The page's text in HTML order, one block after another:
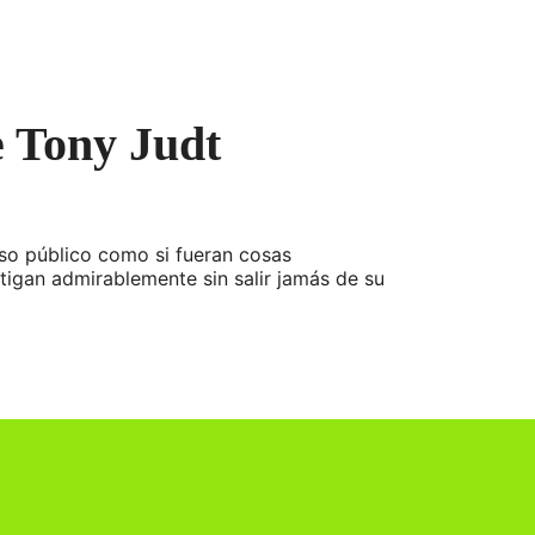
Tony Judt
público como si fueran cosas
admirablemente sin salir jamás de su